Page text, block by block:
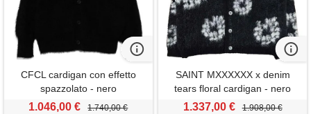
CFCL cardigan con effetto
spazzolato - nero
1.046,00 € 1.740,00 €
SAINT MXXXXXX x denim
tears floral cardigan - nero
1.337,00 € 1.908,00 €